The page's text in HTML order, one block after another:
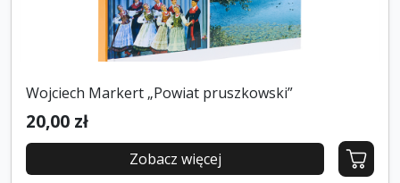
Wojciech Markert „Powiat pruszkowski”
20,00 zł
Zobacz więcej